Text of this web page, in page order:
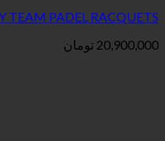
HEAD GRAVITY TEAM